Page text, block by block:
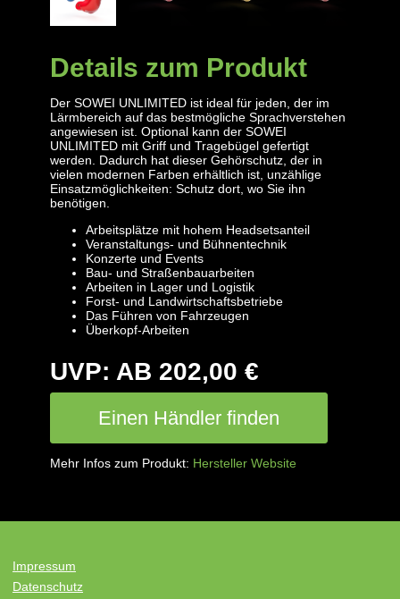
Details zum Produkt
Der SOWEI UNLIMITED ist ideal für jeden, der im
Lärmbereich auf das bestmögliche Sprachverstehen
angewiesen ist. Optional kann der SOWEI
UNLIMITED mit Griff und Tragebügel gefertigt
werden. Dadurch hat dieser Gehörschutz, der in
vielen modernen Farben erhältlich ist, unzählige
Einsatzmöglichkeiten: Schutz dort, wo Sie ihn
benötigen.
Arbeitsplätze mit hohem Headsetsanteil
Veranstaltungs- und Bühnentechnik
Konzerte und Events
Bau- und Straßenbauarbeiten
Arbeiten in Lager und Logistik
Forst- und Landwirtschaftsbetriebe
Das Führen von Fahrzeugen
Überkopf-Arbeiten
UVP: AB 202,00 €
Einen Händler finden
Mehr Infos zum Produkt: Hersteller Website
Impressum
Datenschutz